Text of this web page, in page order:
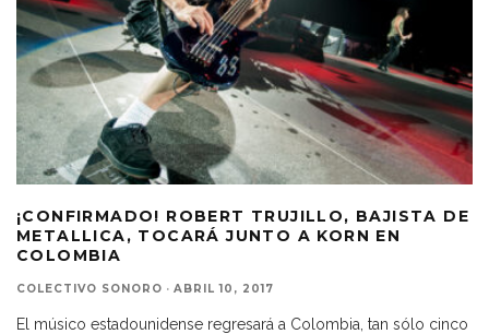
¡CONFIRMADO! ROBERT TRUJILLO, BAJISTA DE
METALLICA, TOCARÁ JUNTO A KORN EN
COLOMBIA
COLECTIVO SONORO · ABRIL 10, 2017
El músico estadounidense regresará a Colombia, tan sólo cinco